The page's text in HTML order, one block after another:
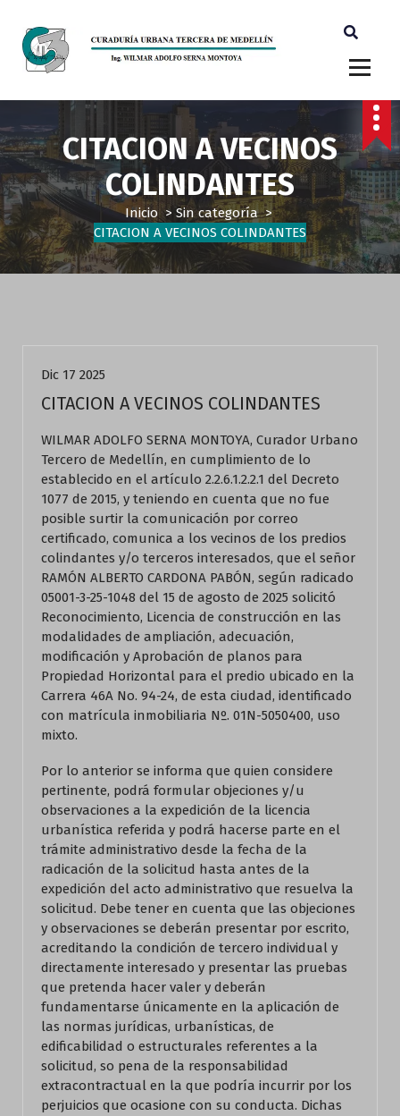
CITACION A VECINOS
COLINDANTES
Inicio>Sin categoría>
CITACION A VECINOS COLINDANTES
Dic 17 2025
CITACION A VECINOS COLINDANTES
WILMAR ADOLFO SERNA MONTOYA, Curador Urbano
Tercero de Medellín, en cumplimiento de lo
establecido en el artículo 2.2.6.1.2.2.1 del Decreto
1077 de 2015, y teniendo en cuenta que no fue
posible surtir la comunicación por correo
certificado, comunica a los vecinos de los predios
colindantes y/o terceros interesados, que el señor
RAMÓN ALBERTO CARDONA PABÓN, según radicado
05001-3-25-1048 del 15 de agosto de 2025 solicitó
Reconocimiento, Licencia de construcción en las
modalidades de ampliación, adecuación,
modificación y Aprobación de planos para
Propiedad Horizontal para el predio ubicado en la
Carrera 46A No. 94-24, de esta ciudad, identificado
con matrícula inmobiliaria Nº. 01N-5050400, uso
mixto.
Por lo anterior se informa que quien considere
pertinente, podrá formular objeciones y/u
observaciones a la expedición de la licencia
urbanística referida y podrá hacerse parte en el
trámite administrativo desde la fecha de la
radicación de la solicitud hasta antes de la
expedición del acto administrativo que resuelva la
solicitud. Debe tener en cuenta que las objeciones
y observaciones se deberán presentar por escrito,
acreditando la condición de tercero individual y
directamente interesado y presentar las pruebas
que pretenda hacer valer y deberán
fundamentarse únicamente en la aplicación de
las normas jurídicas, urbanísticas, de
edificabilidad o estructurales referentes a la
solicitud, so pena de la responsabilidad
extracontractual en la que podría incurrir por los
perjuicios que ocasione con su conducta. Dichas